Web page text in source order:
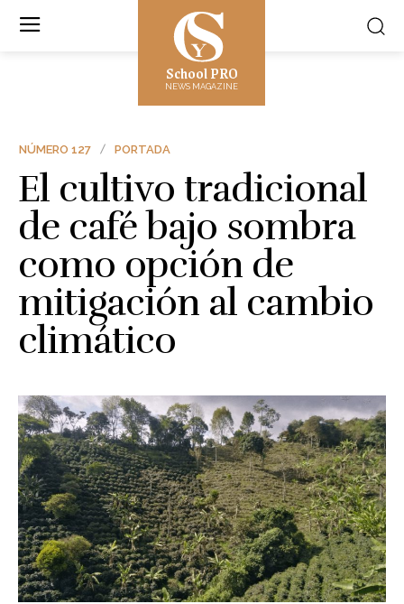
School PRO
NEWS MAGAZINE
NÚMERO 127 PORTADA
El cultivo tradicional
de café bajo sombra
como opción de
mitigación al cambio
climático